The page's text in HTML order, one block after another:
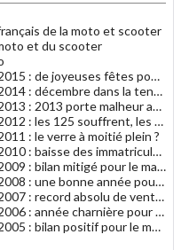
de la moto et scooter
et du scooter
Bilan annuel du marché moto 2015 : de joyeuses fêtes pour le marché moto
Bilan annuel du marché moto 2014 : décembre dans la tendance générale 2014
Bilan annuel du marché moto 2013 : 2013 porte malheur au marché du motocycle
Bilan annuel du marché moto 2012 : les 125 souffrent, les gros cubes résistent
: le verre à moitié plein ?
Bilan annuel du marché moto 2010 : baisse des immatriculations en 2010
Bilan annuel du marché moto 2009 : bilan mitigé pour le marché français de la moto
Bilan annuel du marché moto 2008 : une bonne année pour le motocycle en France
Bilan annuel du marché moto 2007 : record absolu de ventes de motocycles en France !
Bilan annuel du marché moto 2006 : année charnière pour les deux-roues en France ?
Bilan annuel du marché moto 2005 : bilan positif pour le marché de la moto